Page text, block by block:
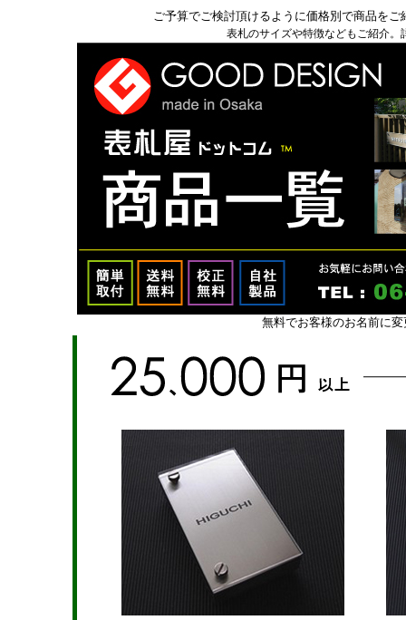
ご予算でご検討頂けるように価格別で商品を
表札のサイズや特徴などもご紹介
無料でお客様のお名前に